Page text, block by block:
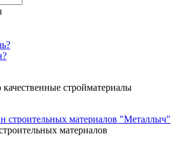
стройматериалы
материалов